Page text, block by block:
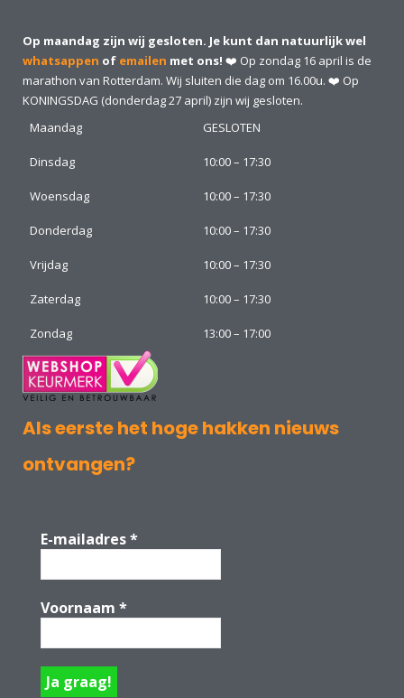
Op maandag zijn wij gesloten. Je kunt dan natuurlijk wel
whatsappen of emailen met ons! ❤️ Op zondag 16 april is de
marathon van Rotterdam. Wij sluiten die dag om 16.00u. ❤️ Op
KONINGSDAG (donderdag 27 april) zijn wij gesloten.
Maandag
GESLOTEN
Dinsdag 10:00 – 17:30
Woensdag 10:00 – 17:30
Donderdag 10:00 – 17:30
Vrijdag 10:00 – 17:30
Zaterdag 10:00 – 17:30
Zondag 13:00 – 17:00
Als eerste het hoge hakken nieuws
ontvangen?
E-mailadres*
Voornaam *